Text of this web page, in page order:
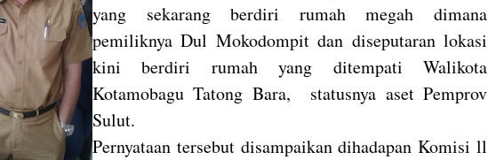
yang sekarang berdiri rumah megah dimana
pemiliknya Dul Mokodompit dan diseputaran lokasi
kini berdiri rumah yang ditempati Walikota
Kotamobagu Tatong Bara, statusnya aset Pemprov
Sulut.
Pernyataan tersebut disampaikan dihadapan Komisi ll